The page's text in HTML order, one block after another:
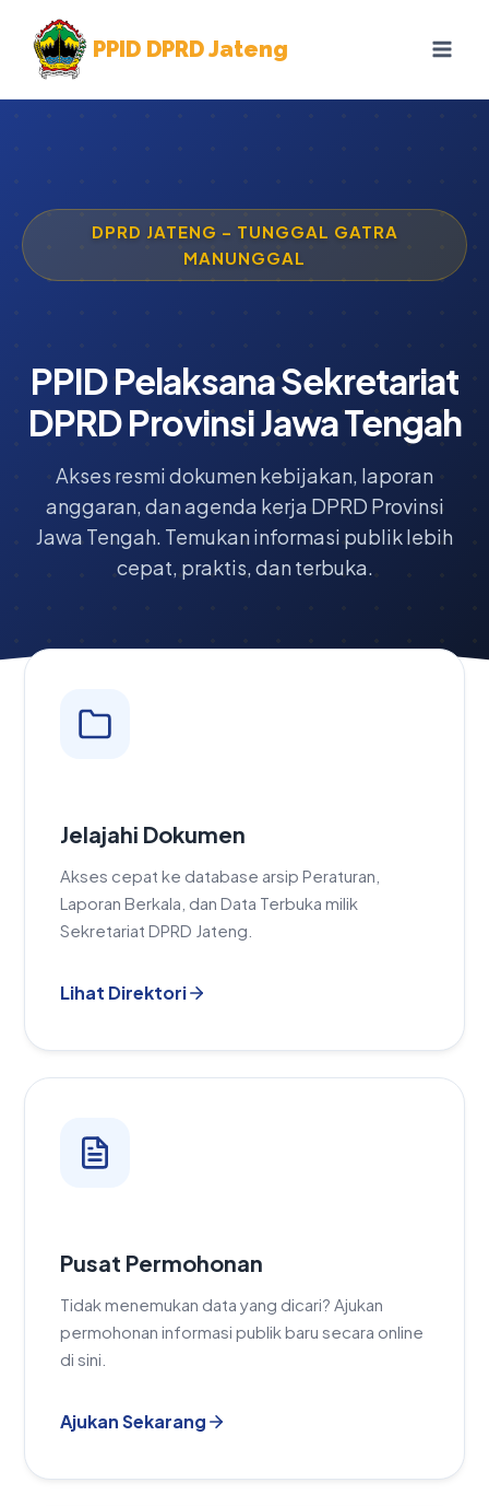
content
PPID DPRD Jateng
DPRD JATENG – TUNGGAL GATRA
MANUNGGAL
PPID Pelaksana Sekretariat
DPRD Provinsi Jawa Tengah
Akses resmi dokumen kebijakan, laporan
anggaran, dan agenda kerja DPRD Provinsi
Jawa Tengah. Temukan informasi publik lebih
cepat, praktis, dan terbuka.
Jelajahi Dokumen
Akses cepat ke database arsip Peraturan,
Laporan Berkala, dan Data Terbuka milik
Sekretariat DPRD Jateng.
Lihat Direktori
Pusat Permohonan
Tidak menemukan data yang dicari? Ajukan
permohonan informasi publik baru secara online
di sini.
Ajukan Sekarang